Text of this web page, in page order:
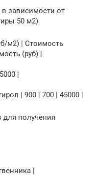
в зависимости от
50 м2)
м2) | Стоимость
(руб) |
|
| 900 | 700 | 45000 |
для получения
|